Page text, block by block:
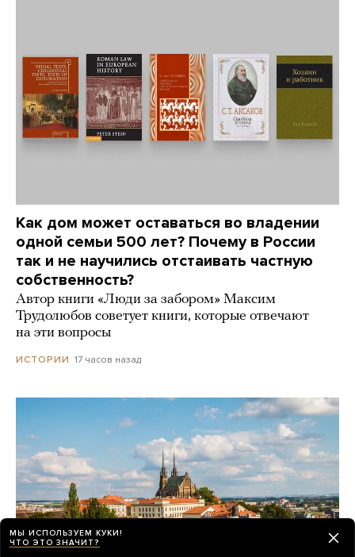
Как дом может оставаться во владении
одной семьи 500 лет? Почему в России
так и не научились отстаивать частную
собственность?
Автор книги «Люди за забором» Максим
Трудолюбов советует книги, которые отвечают
на эти вопросы
ИСТОРИИ 17 часов назад
МЫ ИСПОЛЬЗУЕМ КУКИ!
ЧТО ЭТО ЗНАЧИТ?